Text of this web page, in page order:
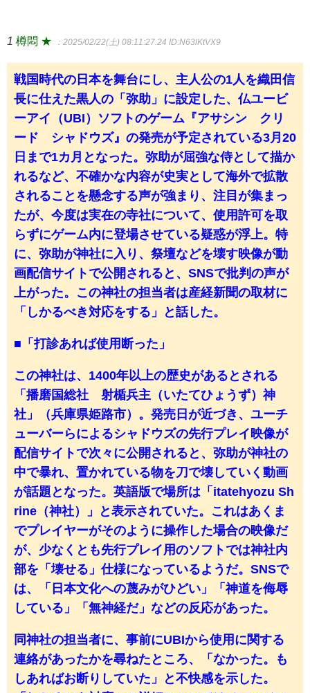
1 樽悶 ★ ：2025/02/22(土) 08:11:27.24 ID:N63lKtVX9
戦国時代の日本を舞台にし、主人公の1人を織田信
長に仕えた黒人の「弥助」に設定した、仏ユービ
ーアイ（UBI）ソフトのゲーム『アサシン クリ
ード シャドウズ』の発売が予定されている3月20
日まで1カ月となった。弥助が屈強な侍として描か
れるなど、不確かな内容が史実として海外で拡散
されることを懸念する声が強まり、注目が集まっ
たが、今度は実在の寺社について、使用許可を取
らずにゲーム内に登場させている疑惑が浮上。特
に、弥助が神社に入り、祭壇などを壊す映像が動
画配信サイトで公開されると、SNSで批判の声が
上がった。この神社の担当者は産経新聞の取材に
「しかるべき対応をする」と話した。
■「打診あれば使用断った」
この神社は、1400年以上の歴史があるとされる
「播磨国総社 射楯兵主（いたてひょうず）神
社」（兵庫県姫路市）。発売日が近づき、ユーチ
ューバーらによるシャドウズの先行プレイ映像が
配信サイトで次々に公開されると、弥助が神社の
中で暴れ、置かれている物を刀で壊していく動画
が話題となった。英語版で場所は「itatehyozu Sh
rine（神社）」と表示されていた。これはあくま
でプレイヤーがそのように操作した場合の映像だ
が、少なくとも先行プレイ用のソフトでは神社内
部を「壊せる」仕様になっているようだ。SNSで
は、「日本文化への蔑みがひどい」「神道を侮辱
している」「無神経だ」などの反応があった。
同神社の担当者に、事前にUBIから使用に関する
連絡があったかを尋ねたところ、「なかった。も
しあればお断りしていた」と不快感を示した。